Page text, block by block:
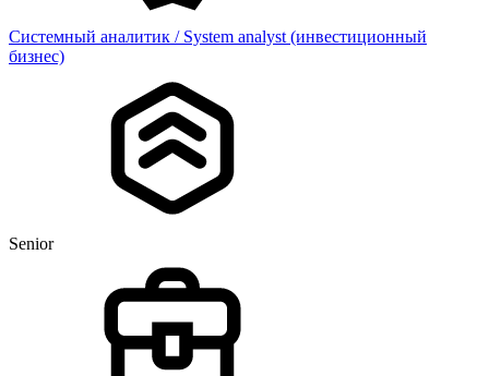
Cистемный аналитик / System analyst (инвестиционный
бизнес)
Senior